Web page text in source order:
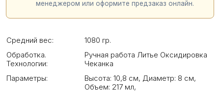
менеджером или оформите предзаказ онлайн.
Средний вес:
1080 гр.
Обработка.
Технологии:
Ручная работа Литье Оксидировка
Чеканка
Параметры:
Высота: 10,8 см, Диаметр: 8 см,
Объем: 217 мл,